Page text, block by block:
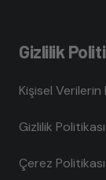
Gizlilik
Kişisel Verilerin
Gizlilik Politikası
Çerez Politikası